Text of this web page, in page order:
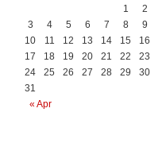
« Apr
1
2
3
4 5 6 7 8
9
10
11 12 13 14 15
16
17
18 19 20 21 22
23
24
25 26 27 28 29
30
31